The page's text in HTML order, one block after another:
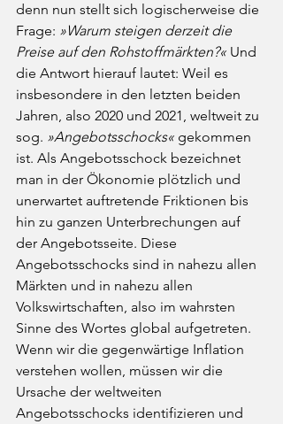
denn nun stellt sich logischerweise die
Frage: »Warum steigen derzeit die
Preise auf den Rohstoffmärkten?« Und
die Antwort hierauf lautet: Weil es
insbesondere in den letzten beiden
Jahren, also 2020 und 2021, weltweit zu
sog. »Angebotsschocks« gekommen
ist. Als Angebotsschock bezeichnet
man in der Ökonomie plötzlich und
unerwartet auftretende Friktionen bis
hin zu ganzen Unterbrechungen auf
der Angebotsseite. Diese
Angebotsschocks sind in nahezu allen
Märkten und in nahezu allen
Volkswirtschaften, also im wahrsten
Sinne des Wortes global aufgetreten.
Wenn wir die gegenwärtige Inflation
verstehen wollen, müssen wir die
Ursache der weltweiten
Angebotsschocks identifizieren und